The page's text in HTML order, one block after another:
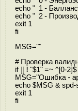
echo " 1 -
echo " 2 -
exit 1
fi
MSG=""
# Проверка
if [[ ! "$1" =~ ^[0-
MSG="Ошибка -
echo $MSG &
exit 1
fi